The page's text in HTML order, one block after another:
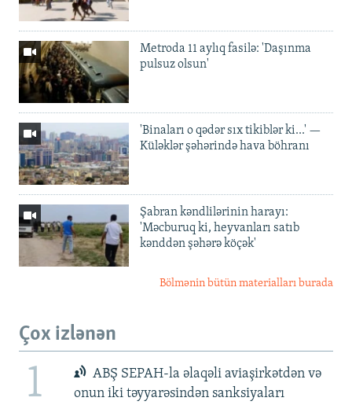
Metroda 11 aylıq fasilə: 'Daşınma
pulsuz olsun'
'Binaları o qədər sıx tikiblər ki...' —
Küləklər şəhərində hava böhranı
Şabran kəndlilərinin harayı:
'Məcburuq ki, heyvanları satıb
kənddən şəhərə köçək'
Bölmənin bütün materialları burada
Çox izlənən
1
ABŞ SEPAH-la əlaqəli aviaşirkətdən və
onun iki təyyarəsindən sanksiyaları